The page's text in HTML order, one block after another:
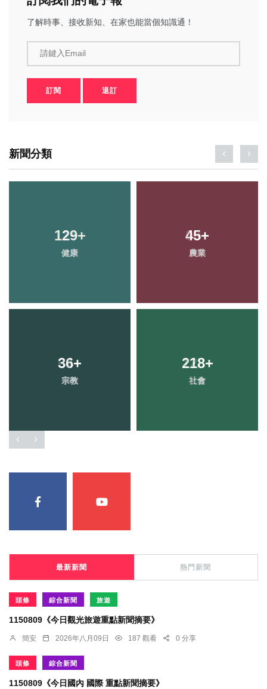
了解時事、接收新知、在家也能當個知識通！
請鍵入Email
訂閱 退訂
新聞分類
129+
健康
45+
農業
36+
宗教
218+
社會
最新新聞 熱門新聞
頭條 綜合新聞 旅遊
1150809《今日觀光旅遊重點新聞摘要》
簡安 2026年八月09日 187 觀看 0 分享
頭條 綜合新聞
1150809《今日國內 國際 重點新聞摘要》